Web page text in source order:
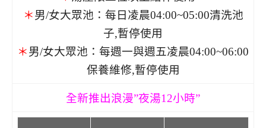
＊男/女大眾池：每日凌晨04:00~05:00清洗池
子,暫停使用
＊男/女大眾池：每週一與週五凌晨04:00~06:00
保養維修,暫停使用
全新推出浪漫”夜湯12小時”